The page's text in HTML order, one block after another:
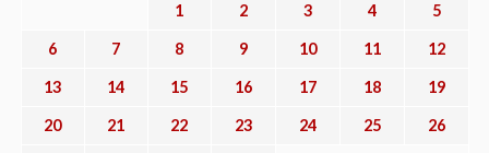
1 2 3 4 5
6 7 8 9 10 11 12
13 14 15 16 17 18 19
20 21 22 23 24 25 26